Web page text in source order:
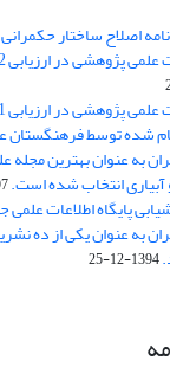
اصلاح ساختار
پژوهشی در ارزیابی 1401
به عنوان بهترین
انتخاب شده است.
پایگاه اطلاعات علمی
به عنوان یکی از ده
1394-12-25